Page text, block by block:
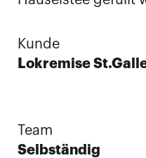
Kunde
Lokremise
Team
Selbständig